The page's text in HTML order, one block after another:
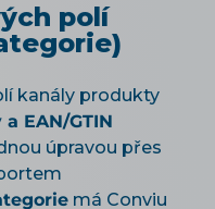
polí
kanály produkty
EAN/GTIN
úpravou přes
má Conviu